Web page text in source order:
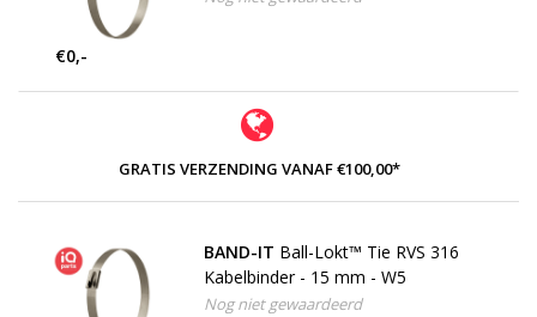
€0,-
GRATIS VERZENDING VANAF €100,00*
BAND-IT Ball-Lokt™ Tie RVS 316
Kabelbinder - 15 mm - W5
Nog niet gewaardeerd